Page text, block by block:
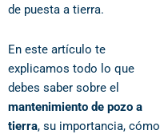
de puesta a tierra.
En este artículo te
explicamos todo lo que
debes saber sobre el
mantenimiento de pozo a
tierra, su importancia, cómo